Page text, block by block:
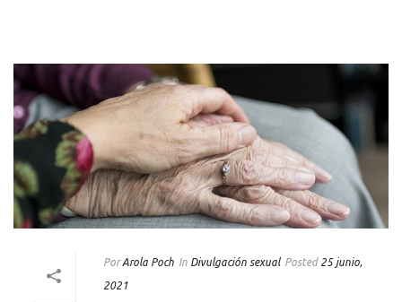
Por Arola Poch In Divulgación sexual Posted 25 junio,
2021